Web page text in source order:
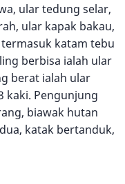
ular tedung selar,
ular kapak bakau,
katam tebu
berbisa ialah ular
berat ialah ular
kaki. Pengunjung
biawak hutan
katak bertanduk,